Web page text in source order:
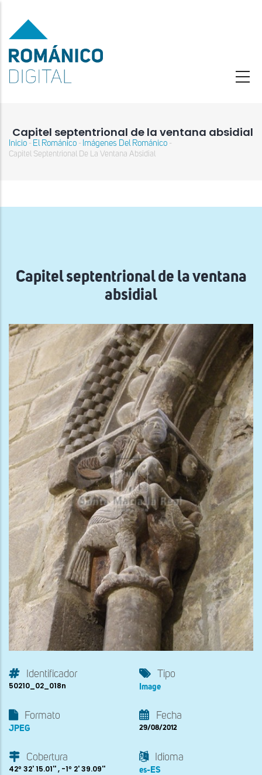
contenido
principal
Capitel septentrional de la ventana absidial
Sobrescribir
ayuda
Inicio - El Románico - Imágenes Del Románico -
Capitel Septentrional De La Ventana Absidial
Capitel septentrional de la ventana
absidial
Identificador
50210_02_018n
Tipo
Image
Formato
JPEG
Fecha
29/08/2012
Cobertura
42º 32' 15.01'' , -1º 2' 39.09''
Idioma
es-ES